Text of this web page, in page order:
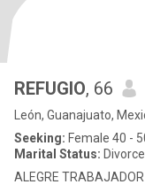
REFUGIO, 66
León, Guanajuato,
Seeking: Female 40 -
Marital Status:
ALEGRE